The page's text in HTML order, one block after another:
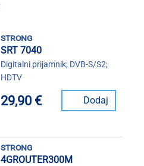
strong
SRT 7040
Digitalni prijamnik; DVB-S/S2;
HDTV
29,90 € Dodaj
strong
4GROUTER300M